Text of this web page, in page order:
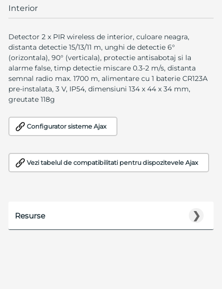
Interior
Detector 2 x PIR wireless de interior, culoare neagra,
distanta detectie 15/13/11 m, unghi de detectie 6°
(orizontala), 90° (verticala), protectie antisabotaj si la
alarme false, timp detectie miscare 0.3-2 m/s, distanta
semnal radio max. 1700 m, alimentare cu 1 baterie CR123A
pre-instalata, 3 V, IP54, dimensiuni 134 x 44 x 34 mm,
greutate 118g
Configurator sisteme Ajax
Vezi tabelul de compatibilitati pentru dispozitevele Ajax
❯
Resurse